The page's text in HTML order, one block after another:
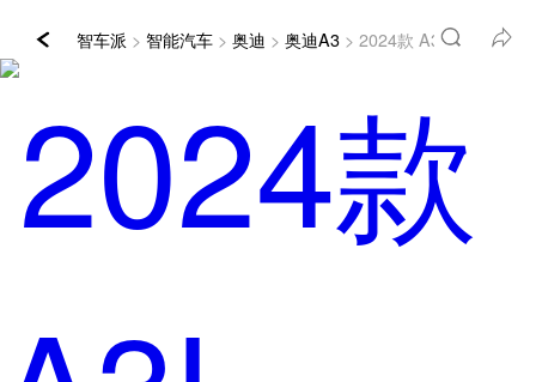
智车派 >智能汽车 >奥迪 >奥迪A3 > 2024款 A3L